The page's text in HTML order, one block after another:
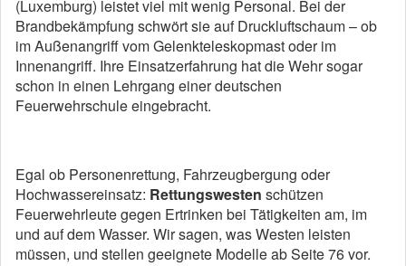
(Luxemburg) leistet viel mit wenig Personal. Bei der
Brandbekämpfung schwört sie auf Druckluftschaum – ob
im Außenangriff vom Gelenkteleskopmast oder im
Innenangriff. Ihre Einsatzerfahrung hat die Wehr sogar
schon in einen Lehrgang einer deutschen
Feuerwehrschule eingebracht.
Egal ob Personenrettung, Fahrzeugbergung oder
Hochwassereinsatz: Rettungswesten schützen
Feuerwehrleute gegen Ertrinken bei Tätigkeiten am, im
und auf dem Wasser. Wir sagen, was Westen leisten
müssen, und stellen geeignete Modelle ab Seite 76 vor.